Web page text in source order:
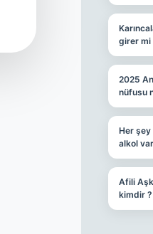
girer mi
2025
nüfusu
Her
alkol var
Afili
kimdir ?